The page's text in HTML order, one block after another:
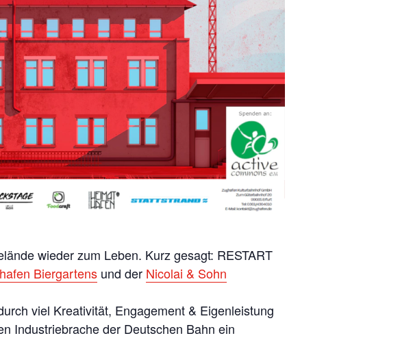
wieder zum Leben. Kurz gesagt: RESTART
Biergartens und der Nicolai & Sohn
viel Kreativität, Engagement & Eigenleistung
Industriebrache der Deutschen Bahn ein